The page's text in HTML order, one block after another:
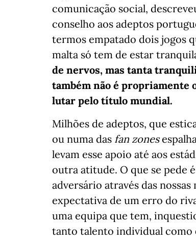
comunicação social,
conselho aos adeptos
termos empatado dois jogos
malta só tem de estar
de nervos, mas tanta
também não é propriamente
lutar pelo título mundial.
Milhões de adeptos, que
ou numa das fan zones
levam esse apoio até aos
outra atitude. O que se pede
adversário através das
expectativa de um erro do
uma equipa que tem,
tanto talento individual como